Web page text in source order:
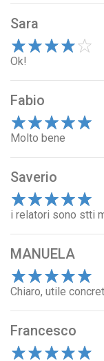
Sara
1
Ok!
Fabio
4
3
2
1
Molto bene
Saverio
5
4
3
2
1
i relatori sono stti
MANUELA
5
4
3
2
1
Chiaro, utile
Francesco